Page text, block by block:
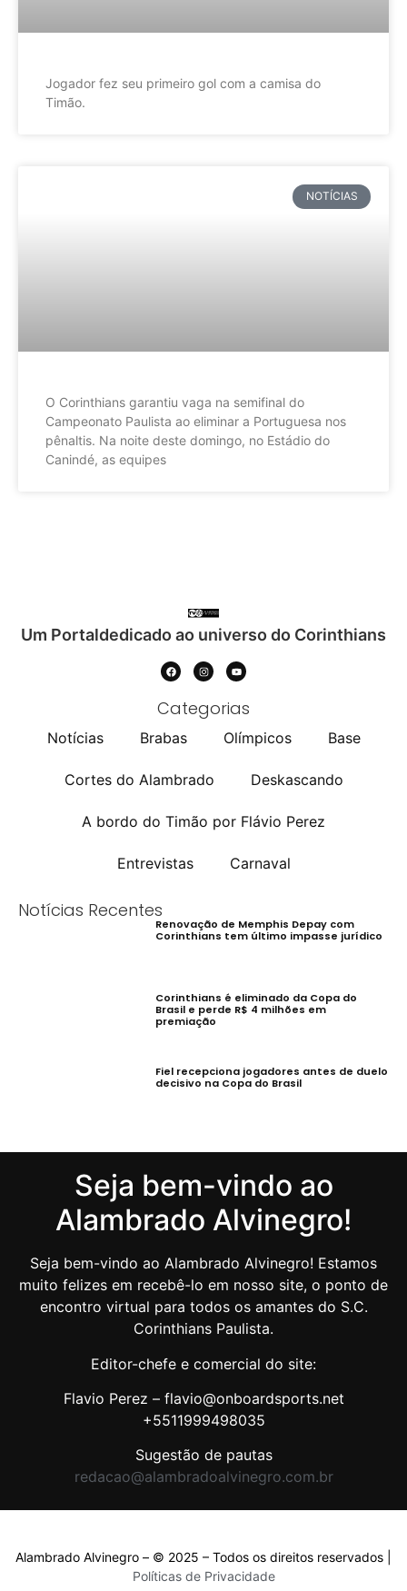
Jogador fez seu primeiro gol com a camisa do
Timão.
NOTÍCIAS
O Corinthians garantiu vaga na semifinal do
Campeonato Paulista ao eliminar a Portuguesa nos
pênaltis. Na noite deste domingo, no Estádio do
Canindé, as equipes
Um Portaldedicado ao universo do Corinthians
Categorias
Notícias Brabas Olímpicos Base
Cortes do Alambrado Deskascando
A bordo do Timão por Flávio Perez
Entrevistas Carnaval
Notícias Recentes
Renovação de Memphis Depay com
Corinthians tem último impasse jurídico
Corinthians é eliminado da Copa do
Brasil e perde R$ 4 milhões em
premiação
Fiel recepciona jogadores antes de duelo
decisivo na Copa do Brasil
Seja bem-vindo ao
Alambrado Alvinegro!
Seja bem-vindo ao Alambrado Alvinegro! Estamos
muito felizes em recebê-lo em nosso site, o ponto de
encontro virtual para todos os amantes do S.C.
Corinthians Paulista.
Editor-chefe e comercial do site:
Flavio Perez – flavio@onboardsports.net
+5511999498035
Sugestão de pautas
redacao@alambradoalvinegro.com.br
Alambrado Alvinegro – © 2025 – Todos os direitos reservados |
Políticas de Privacidade